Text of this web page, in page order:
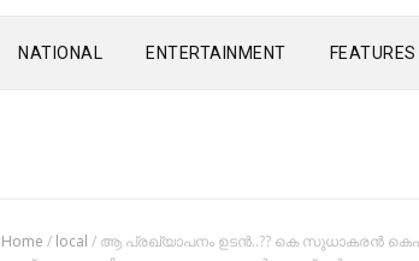
online
NATIONAL ENTERTAINMENT FEATURES
Home / local / ആ പ്രഖ്യാപനം ഉടന്‍..?? കെ സുധാകരന്‍